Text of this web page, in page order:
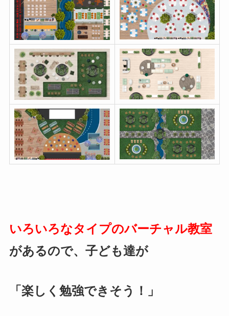
いろいろなタイプのバーチャル教室
があるので、子ども達が
「楽しく勉強できそう！」